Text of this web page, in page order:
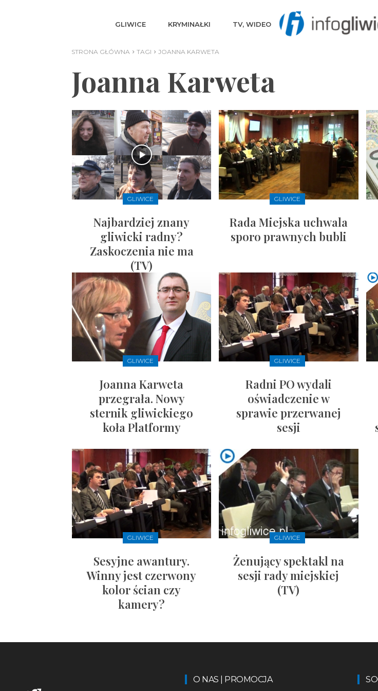
GLIWICE KRYMINAŁKI TV, WIDEO
STRONA GŁÓWNA TAGI JOANNA KARWETA
Joanna Karweta
GLIWICE
Najbardziej znany
gliwicki radny?
Zaskoczenia nie ma
(TV)
GLIWICE
Rada Miejska uchwala
sporo prawnych bubli
GLIWICE
Joanna Karweta
przegrała. Nowy
sternik gliwickiego
koła Platformy
GLIWICE
Radni PO wydali
oświadczenie w
sprawie przerwanej
sesji
GLIWICE
Sesyjne awantury.
Winny jest czerwony
kolor ścian czy
kamery?
GLIWICE
Żenujący spektakl na
sesji rady miejskiej
(TV)
O NAS | PROMOCJA